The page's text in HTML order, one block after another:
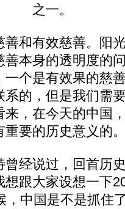
之一。
和有效慈善。阳
本身的透明度的
个是有效果的慈
的，但是我们需
，在今天的中国
重要的历史意义的
经说过，回首历
跟大家设想一下
，中国是不是抓住